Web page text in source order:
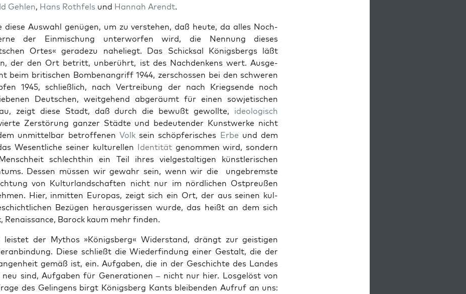
Gehlen, Hans Roth­fels und Han­nah Arendt.
diese Auswahl genü­gen, um zu ver­ste­hen, daß heute, da alles Noch-
der Ein­mis­chung unter­wor­fen wird, die Nen­nung dieses
Ortes« ger­adezu nahe­liegt. Das Schick­sal Königs­bergs läßt
der den Ort betritt, unberührt, ist des Nach­denkens wert. Aus­ge­
beim britis­chen Bombe­nan­griff 1944, zer­schossen bei den schw­eren
1945, schließlich, nach Vertrei­bung der nach Kriegsende noch
Deutschen, weit­ge­hend abgeräumt für einen sow­jetis­chen
zeigt diese Stadt, daß durch die bewußt gewollte, ide­ol­o­gisch
Zer­störung ganz­er Städte und bedeu­ten­der Kunst­werke nicht
unmit­tel­bar betrof­fe­nen Volksein schöpferisches Erbe und dem
Wesentliche sein­er kul­turellen Iden­titätgenom­men wird, son­dern
schlechthin ein Teil ihres vielgestalti­gen kün­st­lerischen
Dessen müssen wir gewahr sein, wenn wir die unge­brem­ste
von Kul­tur­land­schaften nicht nur im nördlichen Ost­preußen
Hier, inmit­ten Europas, zeigt sich ein Ort, der aus seinen kul­
Bezü­gen her­aus­geris­sen wurde, das heißt an dem sich
Renais­sance, Barock kaum mehr find­en.
leis­tet der Mythos »Königs­berg« Wider­stand, drängt zur geisti­gen
Diese schließt die Wiederfind­ung ein­er Gestalt, die der
gemäß ist, ein. Auf­gaben, die in der Geschichte des Lan­des
neu sind, Auf­gaben für Gen­er­a­tio­nen – nicht nur hier. Los­gelöst von
des Gelin­gens birgt Königs­berg Kants bleiben­den Aufruf an uns: